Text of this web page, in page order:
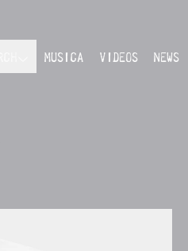
MUSICA VIDEOS NEWS